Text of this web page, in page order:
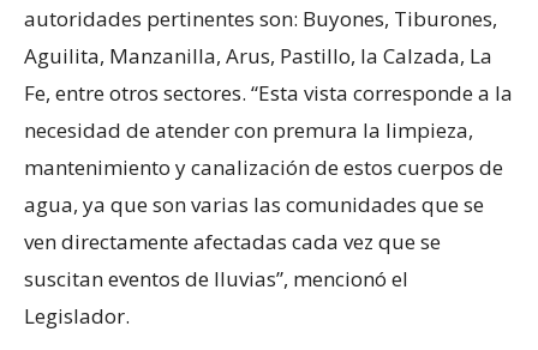
autoridades pertinentes son: Buyones, Tiburones,
Aguilita, Manzanilla, Arus, Pastillo, la Calzada, La
Fe, entre otros sectores. “Esta vista corresponde a la
necesidad de atender con premura la limpieza,
mantenimiento y canalización de estos cuerpos de
agua, ya que son varias las comunidades que se
ven directamente afectadas cada vez que se
suscitan eventos de lluvias”, mencionó el
Legislador.